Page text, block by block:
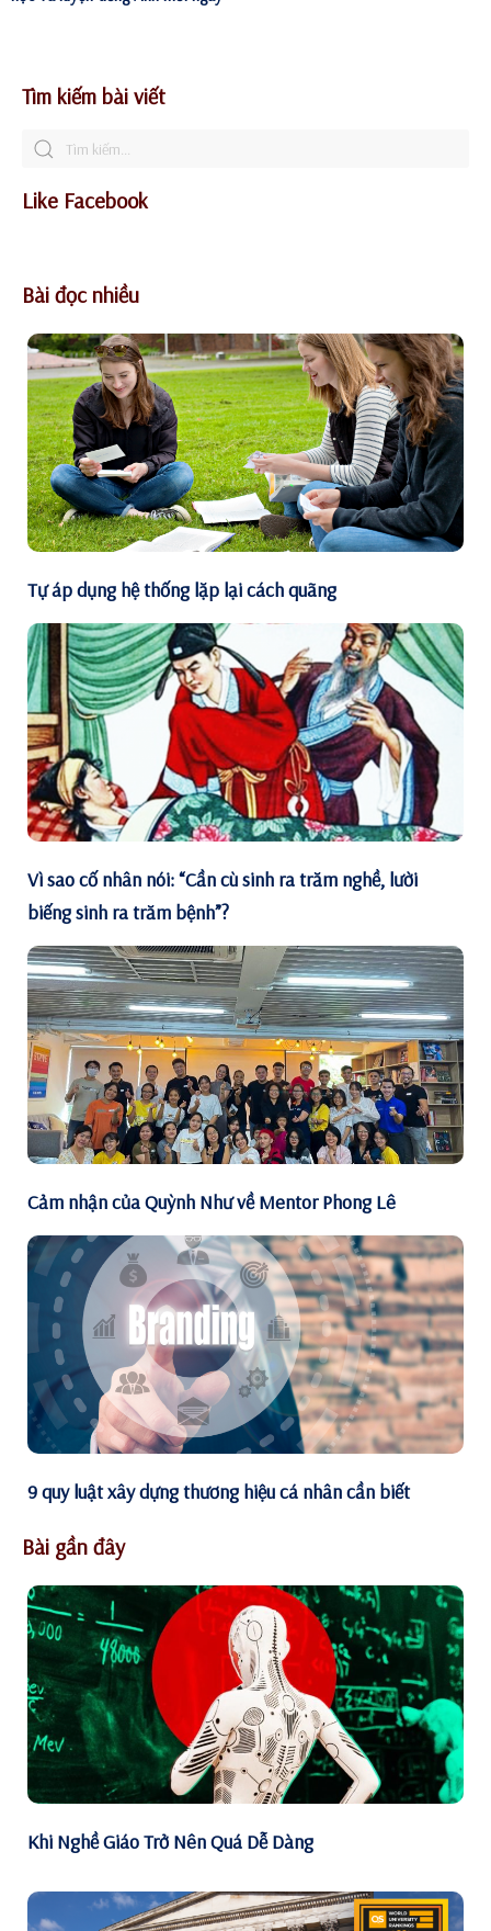
Tìm kiếm bài viết
Like Facebook
Bài đọc nhiều
Tự áp dụng hệ thống lặp lại cách quãng
Vì sao cố nhân nói: “Cần cù sinh ra trăm nghề, lười
biếng sinh ra trăm bệnh”?
Cảm nhận của Quỳnh Như về Mentor Phong Lê
9 quy luật xây dựng thương hiệu cá nhân cần biết
Bài gần đây
Khi Nghề Giáo Trở Nên Quá Dễ Dàng